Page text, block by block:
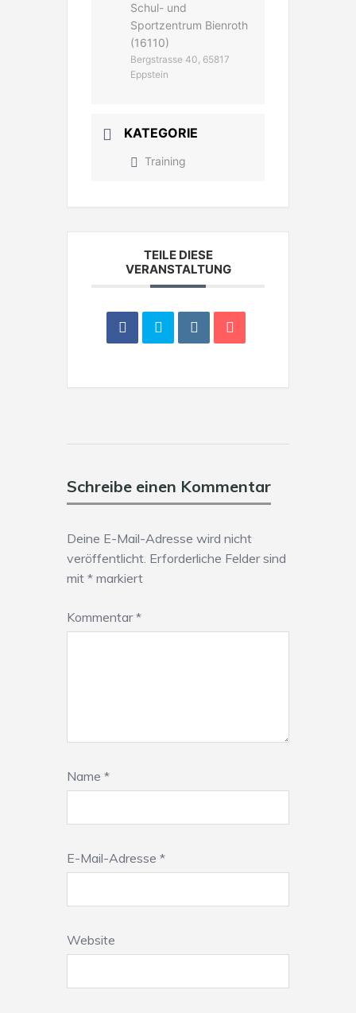
Schul- und
Sportzentrum Bienroth
(16110)
Bergstrasse 40, 65817
Eppstein
KATEGORIE
Training
TEILE DIESE
VERANSTALTUNG
Schreibe einen Kommentar
Deine E-Mail-Adresse wird nicht
veröffentlicht. Erforderliche Felder sind
mit * markiert
Kommentar*
Name *
E-Mail-Adresse *
Website